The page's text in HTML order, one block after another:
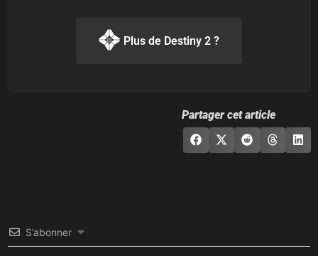
Plus de Destiny 2 ?
Partager cet article
S’abonner